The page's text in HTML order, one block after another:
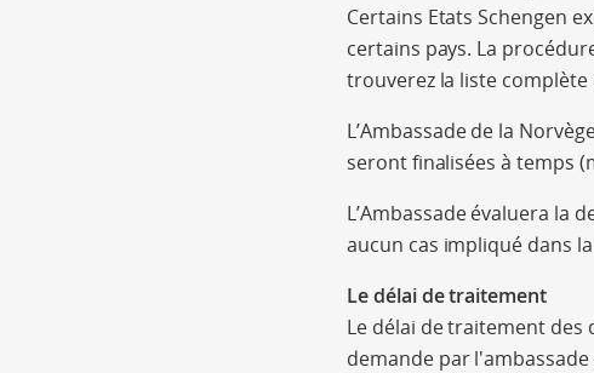
Certains Etats Schengen
certains pays. La
trouverez la liste complète
L’Ambassade de la
seront finalisées à temps
L’Ambassade évaluera la
aucun cas impliqué dans
Le délai de traitement
Le délai de traitement des
demande par